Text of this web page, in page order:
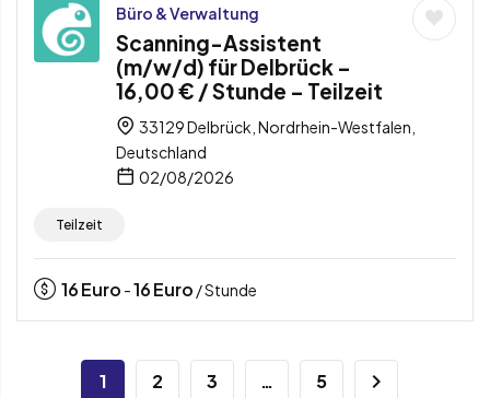
Büro & Verwaltung
Scanning-Assistent
(m/w/d) für Delbrück –
16,00 € / Stunde – Teilzeit
33129 Delbrück, Nordrhein-Westfalen,
Deutschland
02/08/2026
Teilzeit
16Euro -16Euro / Stunde
1 2 3 … 5